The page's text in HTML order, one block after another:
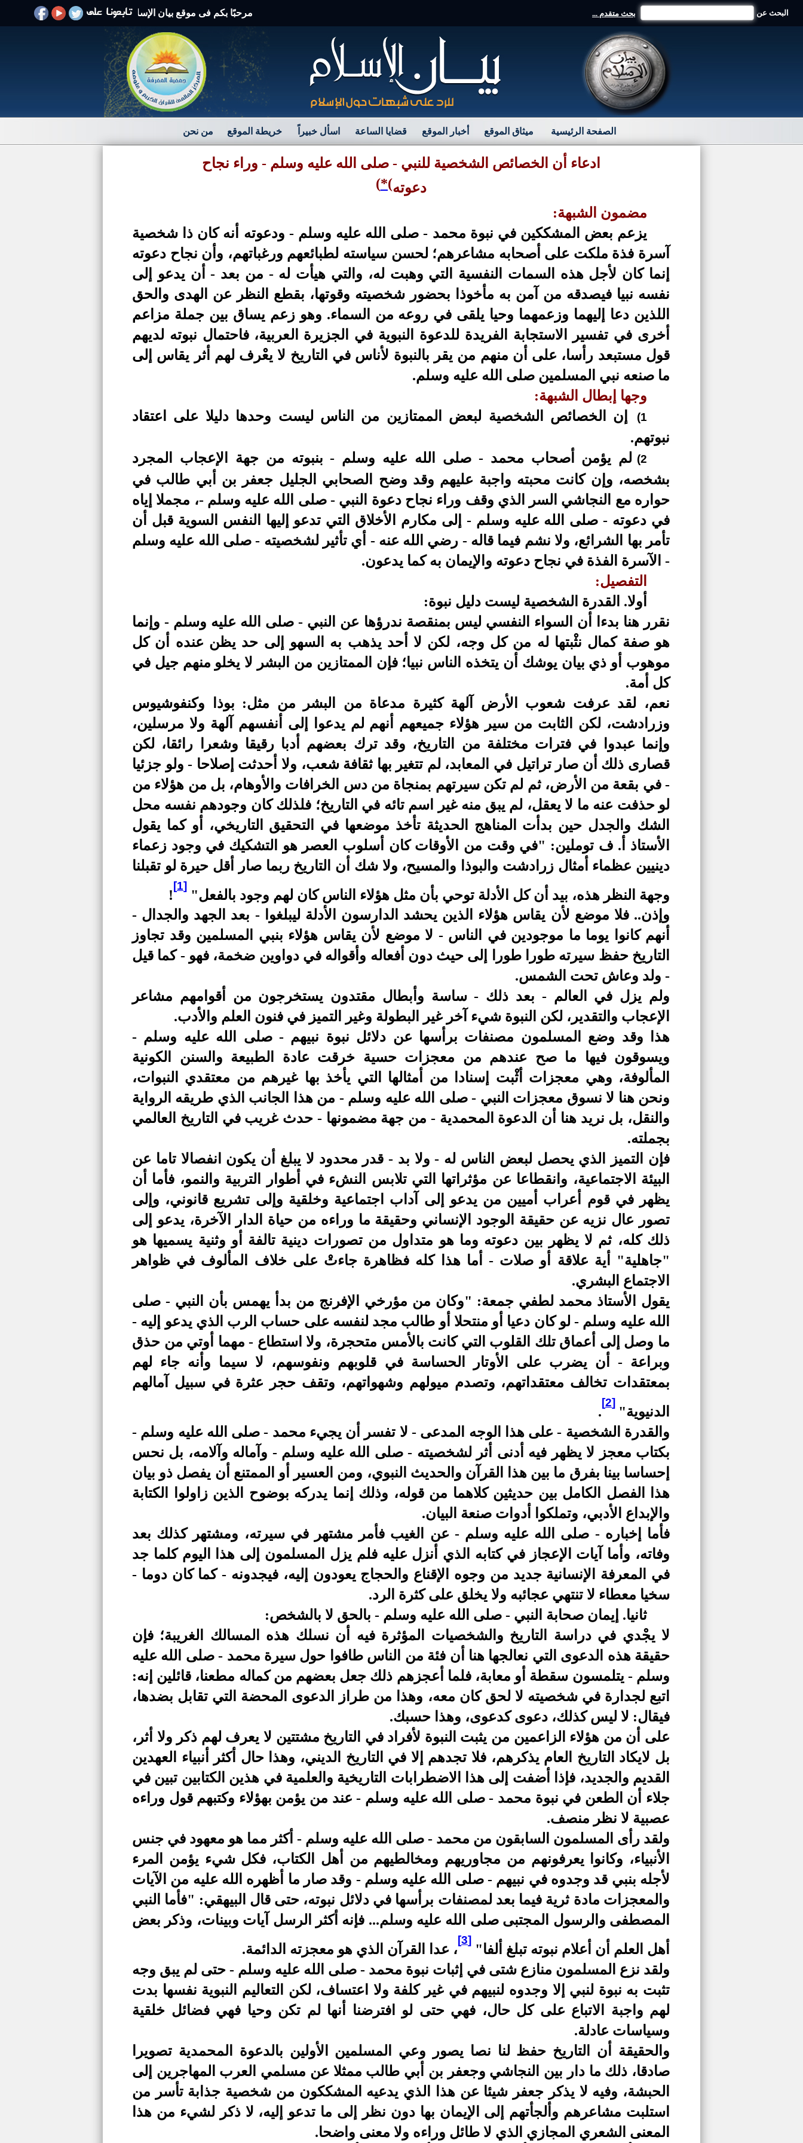
مرحبًا بكم فى موقع بيان الإسلام الرد على الافتراءات والشبهات بحث متقدم ... البحث عن
الصفحة الرئيسية ميثاق الموقع أخبار الموقع قضايا الساعة اسأل خبيراً خريطة الموقع من نحن
ادعاء أن الخصائص الشخصية للنبي - صلى الله عليه وسلم - وراء نجاح
دعوته)*
)
مضمون الشبهة:
يزعم بعض المشككين في نبوة محمد - صلى الله عليه وسلم - ودعوته أنه كان ذا شخصية
آسرة فذة ملكت على أصحابه مشاعرهم؛ لحسن سياسته لطبائعهم ورغباتهم، وأن نجاح دعوته
إنما كان لأجل هذه السمات النفسية التي وهبت له، والتي هيأت له - من بعد - أن يدعو إلى
نفسه نبيا فيصدقه من آمن به مأخوذا بحضور شخصيته وقوتها، بقطع النظر عن الهدى والحق
اللذين دعا إليهما وزعمهما وحيا يلقى في روعه من السماء. وهو زعم يساق بين جملة مزاعم
أخرى في تفسير الاستجابة الفريدة للدعوة النبوية في الجزيرة العربية، فاحتمال نبوته لديهم
قول مستبعد رأسا، على أن منهم من يقر بالنبوة لأناس في التاريخ لا يعْرف لهم أثر يقاس إلى
ما صنعه نبي المسلمين صلى الله عليه وسلم.
وجها إبطال الشبهة:
1)
إن الخصائص الشخصية لبعض الممتازين من الناس ليست وحدها دليلا على اعتقاد
نبوتهم.
2) لم يؤمن أصحاب محمد -صلى الله عليه وسلم - بنبوته من جهة الإعجاب المجرد
بشخصه، وإن كانت محبته واجبة عليهم وقد وضح الصحابي الجليل جعفر بن أبي طالب في
حواره مع النجاشي السر الذي وقف وراء نجاح دعوة النبي -صلى الله عليه وسلم -، مجملا إياه
في دعوته - صلى الله عليه وسلم -
إلى مكارم الأخلاق التي تدعو إليها النفس السوية قبل أن
تأمر بها الشرائع، ولا نشم فيما قاله - رضي الله عنه - أي تأثير لشخصيته -صلى الله عليه وسلم
- الآسرة الفذة في نجاح دعوته والإيمان به كما يدعون.
التفصيل:
أولا. القدرة الشخصية ليست دليل نبوة:
نقرر هنا بدءا أن السواء النفسي ليس بمنقصة ندرؤها عن النبي - صلى الله عليه وسلم - وإنما
هو صفة كمال نثْبتها له من كل وجه، لكن لا أحد يذهب به السهو إلى حد يظن عنده أن كل
موهوب أو ذي بيان يوشك أن يتخذه الناس نبيا؛ فإن الممتازين من البشر لا يخلو منهم جيل في
كل أمة.
نعم، لقد عرفت شعوب الأرض آلهة كثيرة مدعاة من البشر من مثل: بوذا وكنفوشيوس
وزرادشت، لكن الثابت من سير هؤلاء جميعهم أنهم لم يدعوا إلى أنفسهم آلهة ولا مرسلين،
وإنما عبدوا في فترات مختلفة من التاريخ، وقد ترك بعضهم أدبا رقيقا وشعرا رائقا، لكن
قصارى ذلك أن صار تراتيل في المعابد، لم تتغير بها ثقافة شعب، ولا أحدثت إصلاحا - ولو جزئيا
- في بقعة من الأرض، ثم لم تكن سيرتهم بمنجاة من دس الخرافات والأوهام، بل من هؤلاء من
لو حذفت عنه ما لا يعقل، لم يبق منه غير اسم تائه في التاريخ؛ فلذلك كان وجودهم نفسه محل
الشك والجدل حين بدأت المناهج الحديثة تأخذ موضعها في التحقيق التاريخي، أو كما يقول
الأستاذ أ. ف توملين: "في وقت من الأوقات كان أسلوب العصر هو التشكيك في وجود زعماء
دينيين عظماء أمثال زرادشت والبوذا والمسيح، ولا شك أن التاريخ ربما صار أقل حيرة لو تقبلنا
وجهة النظر هذه، بيد أن كل الأدلة توحي بأن مثل هؤلاء الناس كان لهم وجود بالفعل"
[1]
!
وإذن.. فلا موضع لأن يقاس هؤلاء الذين يحشد الدارسون الأدلة ليبلغوا - بعد الجهد والجدال -
أنهم كانوا يوما ما موجودين في الناس - لا موضع لأن يقاس هؤلاء بنبي المسلمين وقد تجاوز
التاريخ حفظ سيرته طورا طورا إلى حيث دون أفعاله وأقواله في دواوين ضخمة، فهو - كما قيل
- ولد وعاش تحت الشمس.
ولم يزل في العالم - بعد ذلك - ساسة وأبطال مقتدون يستخرجون من أقوامهم مشاعر
الإعجاب والتقدير، لكن النبوة شيء آخر غير البطولة وغير التميز في فنون العلم والأدب.
هذا وقد وضع المسلمون مصنفات برأسها عن دلائل نبوة نبيهم - صلى الله عليه وسلم -
ويسوقون فيها ما صح عندهم من معجزات حسية خرقت عادة الطبيعة والسنن الكونية
المألوفة، وهي معجزات أثْبت إسنادا من أمثالها التي يأخذ بها غيرهم من معتقدي النبوات،
ونحن هنا لا نسوق معجزات النبي - صلى الله عليه وسلم - من هذا الجانب الذي طريقه الرواية
والنقل، بل نريد هنا أن الدعوة المحمدية - من جهة مضمونها - حدث غريب في التاريخ العالمي
بجملته.
فإن التميز الذي يحصل لبعض الناس له - ولا بد - قدر محدود لا يبلغ أن يكون انفصالا تاما عن
البيئة الاجتماعية، وانقطاعا عن مؤثراتها التي تلابس النشء في أطوار التربية والنمو، فأما أن
يظهر في قوم أعراب أميين من يدعو إلى آداب اجتماعية وخلقية وإلى تشريع قانوني، وإلى
تصور عال نزيه عن حقيقة الوجود الإنساني وحقيقة ما وراءه من حياة الدار الآخرة، يدعو إلى
ذلك كله، ثم لا يظهر بين دعوته وما هو متداول من تصورات دينية تالفة أو وثنية يسميها هو
"جاهلية" أية علاقة أو صلات - أما هذا كله فظاهرة جاءتْ على خلاف المألوف في ظواهر
الاجتماع البشري.
يقول الأستاذ محمد لطفي جمعة: "وكان من مؤرخي الإفرنج من بدأ يهمس بأن النبي - صلى
الله عليه وسلم - لو كان دعيا أو منتحلا أو طالب مجد لنفسه على حساب الرب الذي يدعو إليه -
ما وصل إلى أعماق تلك القلوب التي كانت بالأمس متحجرة، ولا استطاع - مهما أوتي من حذق
وبراعة - أن يضرب على الأوتار الحساسة في قلوبهم ونفوسهم، لا سيما وأنه جاء لهم
بمعتقدات تخالف معتقداتهم، وتصدم ميولهم وشهواتهم، وتقف حجر عثرة في سبيل آمالهم
الدنيوية"
[2]
.
والقدرة الشخصية - على هذا الوجه المدعى - لا تفسر أن يجيء محمد - صلى الله عليه وسلم -
بكتاب معجز لا يظهر فيه أدنى أثر لشخصيته - صلى الله عليه وسلم - وآماله وآلامه، بل نحس
إحساسا بينا بفرق ما بين هذا القرآن والحديث النبوي، ومن العسير أو الممتنع أن يفصل ذو بيان
هذا الفصل الكامل بين حديثين كلاهما من قوله، وذلك إنما يدركه بوضوح الذين زاولوا الكتابة
والإبداع الأدبي، وتملكوا أدوات صنعة البيان.
فأما إخباره - صلى الله عليه وسلم - عن الغيب فأمر مشتهر في سيرته، ومشتهر كذلك بعد
وفاته، وأما آيات الإعجاز في كتابه الذي أنزل عليه فلم يزل المسلمون إلى هذا اليوم كلما جد
في المعرفة الإنسانية جديد من وجوه الإقناع والحجاج يعودون إليه، فيجدونه - كما كان دوما -
سخيا معطاء لا تنتهي عجائبه ولا يخلق على كثرة الرد.
ثانيا. إيمان صحابة النبي - صلى الله عليه وسلم - بالحق لا بالشخص:
لا يجْدي في دراسة التاريخ والشخصيات المؤثرة فيه أن نسلك هذه المسالك الغريبة؛ فإن
حقيقة هذه الدعوى التي نعالجها هنا أن فئة من الناس طافوا حول سيرة محمد - صلى الله عليه
وسلم - يتلمسون سقطة أو معابة، فلما أعجزهم ذلك جعل بعضهم من كماله مطعنا، قائلين إنه:
اتبع لجدارة في شخصيته لا لحق كان معه، وهذا من طراز الدعوى المحضة التي تقابل بضدها،
فيقال: لا ليس كذلك، دعوى كدعوى، وهذا حسبك.
على أن من هؤلاء الزاعمين من يثبت النبوة لأفراد في التاريخ مشتتين لا يعرف لهم ذكر ولا أثر،
بل لايكاد التاريخ العام يذكرهم، فلا تجدهم إلا في التاريخ الديني، وهذا حال أكثر أنبياء العهدين
القديم والجديد، فإذا أضفت إلى هذا الاضطرابات التاريخية والعلمية في هذين الكتابين تبين في
جلاء أن الطعن في نبوة محمد - صلى الله عليه وسلم - عند من يؤمن بهؤلاء وكتبهم قول وراءه
عصبية لا نظر منصف.
ولقد رأى المسلمون السابقون من محمد - صلى الله عليه وسلم - أكثر مما هو معهود في جنس
الأنبياء، وكانوا يعرفونهم من مجاوريهم ومخالطيهم من أهل الكتاب، فكل شيء يؤمن المرء
لأجله بنبي قد وجدوه في نبيهم - صلى الله عليه وسلم - وقد صار ما أظهره الله عليه من الآيات
والمعجزات مادة ثرية فيما بعد لمصنفات برأسها في دلائل نبوته، حتى قال البيهقي: "فأما النبي
المصطفى والرسول المجتبى صلى الله عليه وسلم... فإنه أكثر الرسل آيات وبينات، وذكر بعض
أهل العلم أن أعلام نبوته تبلغ ألفا"
[3]
، عدا القرآن الذي هو معجزته الدائمة.
ولقد نزع المسلمون منازع شتى في إثبات نبوة محمد - صلى الله عليه وسلم - حتى لم يبق وجه
تثبت به نبوة لنبي إلا وجدوه لنبيهم في غير كلفة ولا اعتساف، لكن التعاليم النبوية نفسها بدت
لهم واجبة الاتباع على كل حال، فهي حتى لو افترضنا أنها لم تكن وحيا فهي فضائل خلقية
وسياسات عادلة.
والحقيقة أن التاريخ حفظ لنا نصا يصور وعي المسلمين الأولين بالدعوة المحمدية تصويرا
صادقا، ذلك ما دار بين النجاشي وجعفر بن أبي طالب ممثلا عن مسلمي العرب المهاجرين إلى
الحبشة، وفيه لا يذكر جعفر شيئا عن هذا الذي يدعيه المشككون من شخصية جذابة تأسر من
استلبت مشاعرهم وألجأتهم إلى الإيمان بها دون نظر إلى ما تدعو إليه، لا ذكر لشيء من هذا
المعنى الشعري المجازي الذي لا طائل وراءه ولا معنى واضحا.